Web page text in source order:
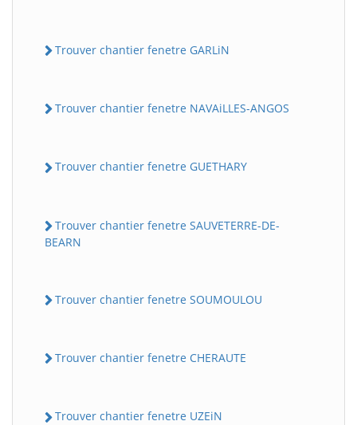
Trouver chantier fenetre GARLiN
Trouver chantier fenetre NAVAiLLES-ANGOS
Trouver chantier fenetre GUETHARY
Trouver chantier fenetre SAUVETERRE-DE-
BEARN
Trouver chantier fenetre SOUMOULOU
Trouver chantier fenetre CHERAUTE
Trouver chantier fenetre UZEiN